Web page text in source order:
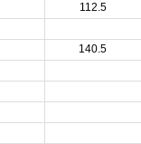
112.5
140.5